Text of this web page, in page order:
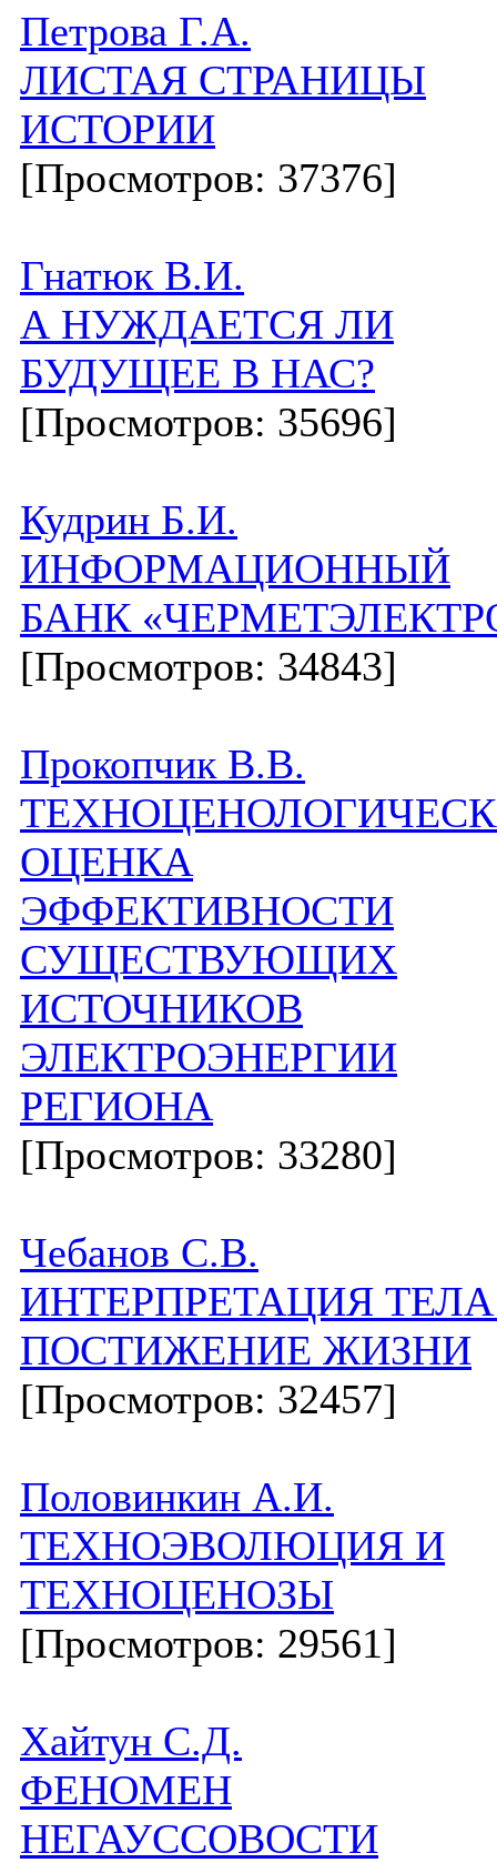
Петрова Г.А.
ЛИСТАЯ СТРАНИЦЫ
ИСТОРИИ
[Просмотров: 37376]
Гнатюк В.И.
А НУЖДАЕТСЯ ЛИ
БУДУЩЕЕ В НАС?
[Просмотров: 35696]
Кудрин Б.И.
ИНФОРМАЦИОННЫЙ
БАНК
[Просмотров: 34843]
Прокопчик В.В.
ОЦЕНКА
ЭФФЕКТИВНОСТИ
СУЩЕСТВУЮЩИХ
ИСТОЧНИКОВ
ЭЛЕКТРОЭНЕРГИИ
РЕГИОНА
[Просмотров: 33280]
Чебанов С.В.
ИНТЕРПРЕТАЦИЯ
ПОСТИЖЕНИЕ ЖИЗНИ
[Просмотров: 32457]
Половинкин А.И.
ТЕХНОЭВОЛЮЦИЯ И
ТЕХНОЦЕНОЗЫ
[Просмотров: 29561]
Хайтун С.Д.
ФЕНОМЕН
НЕГАУССОВОСТИ